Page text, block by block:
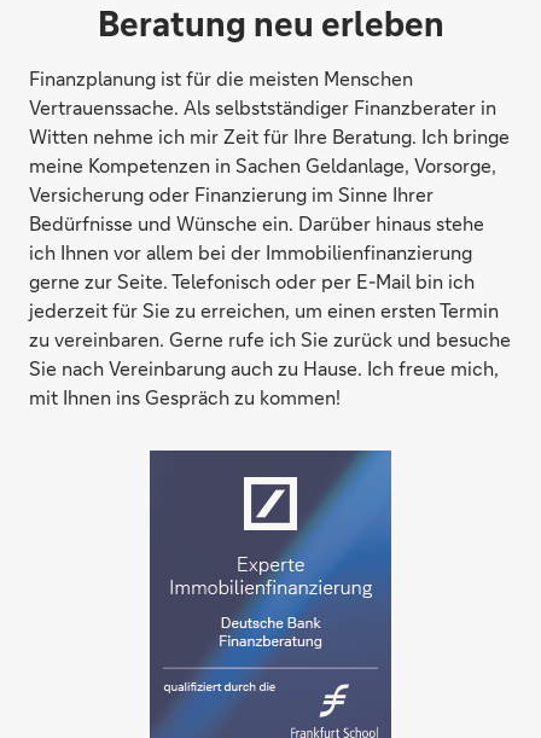
Beratung neu erleben
Finanzplanung ist für die meisten Menschen
Vertrauenssache. Als selbstständiger Finanzberater in
Witten nehme ich mir Zeit für Ihre Beratung. Ich bringe
meine Kompetenzen in Sachen Geldanlage, Vorsorge,
Versicherung oder Finanzierung im Sinne Ihrer
Bedürfnisse und Wünsche ein. Darüber hinaus stehe
ich Ihnen vor allem bei der Immobilienfinanzierung
gerne zur Seite. Telefonisch oder per E-Mail bin ich
jederzeit für Sie zu erreichen, um einen ersten Termin
zu vereinbaren. Gerne rufe ich Sie zurück und besuche
Sie nach Vereinbarung auch zu Hause. Ich freue mich,
mit Ihnen ins Gespräch zu kommen!